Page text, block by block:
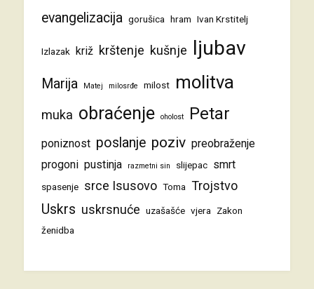
evangelizacija gorušica hram Ivan Krstitelj
Izlazak križ krštenje kušnje ljubav
Marija Matej milosrđe milost molitva
muka obraćenje oholost Petar
poniznost poslanje poziv preobraženje
progoni pustinja razmetni sin slijepac smrt
spasenje srce Isusovo Toma Trojstvo
Uskrs uskrsnuće uzašašće vjera
Zakon
ženidba